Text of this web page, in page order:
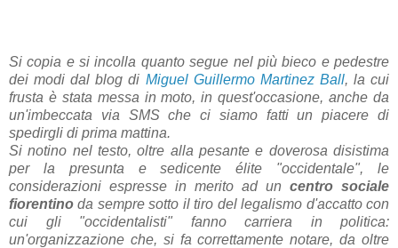
Si copia e si incolla quanto segue nel più bieco e pedestre
dei modi dal blog di Miguel Guillermo Martinez Ball, la cui
frusta è stata messa in moto, in quest'occasione, anche da
un'imbeccata via SMS che ci siamo fatti un piacere di
spedirgli di prima mattina.
Si notino nel testo, oltre alla pesante e doverosa disistima
per la presunta e sedicente élite "occidentale", le
considerazioni espresse in merito ad un centro sociale
fiorentino da sempre sotto il tiro del legalismo d'accatto con
cui gli "occidentalisti" fanno carriera in politica:
un'organizzazione che, si fa correttamente notare, da oltre